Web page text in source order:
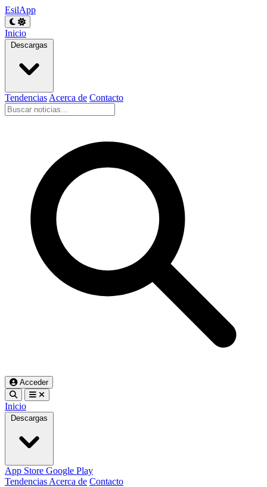
EsilApp
Inicio
Descargas
Tendencias Acerca de Contacto
Acceder
Inicio
Descargas
App Store Google Play
Tendencias Acerca de Contacto